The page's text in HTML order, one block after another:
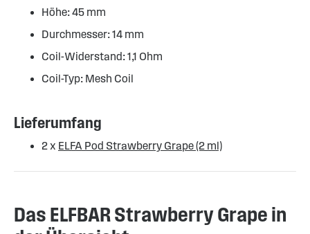
Höhe: 45 mm
Durchmesser: 14 mm
Coil-Widerstand: 1,1 Ohm
Coil-Typ: Mesh Coil
Lieferumfang
2 x ELFA Pod Strawberry Grape (2 ml)
Das ELFBAR Strawberry Grape in